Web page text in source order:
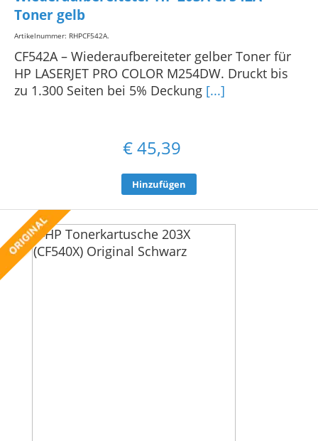
Toner gelb
Artikelnummer: RHPCF542A.
CF542A – Wiederaufbereiteter gelber Toner für
HP LASERJET PRO COLOR M254DW. Druckt bis
zu 1.300 Seiten bei 5% Deckung [...]
€45,39
Hinzufügen